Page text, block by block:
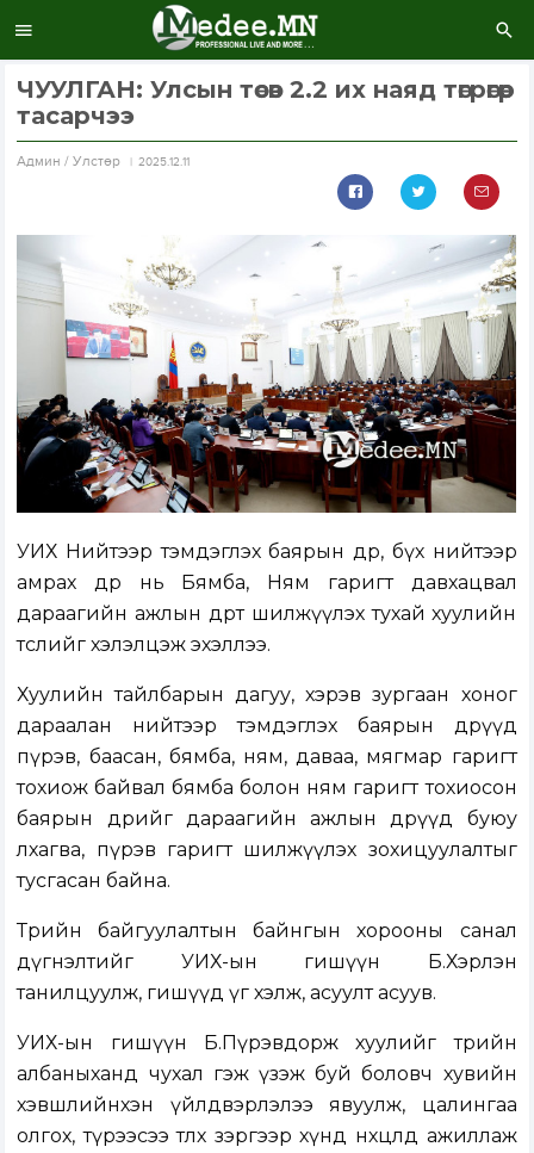
ЧУУЛГАН: Улсын төсөв 2.2 их наяд төгрөгөөр
тасарчээ
Aдмин / Улстөр 2025.12.11
УИХ Нийтээр тэмдэглэх баярын өдөр, бүх нийтээр
амрах өдөр нь Бямба, Ням гаригт давхацвал
дараагийн ажлын өдөрт шилжүүлэх тухай хуулийн
төслийг хэлэлцэж эхэллээ.
Хуулийн тайлбарын дагуу, хэрэв зургаан хоног
дараалан нийтээр тэмдэглэх баярын өдрүүд
пүрэв, баасан, бямба, ням, даваа, мягмар гаригт
тохиож байвал бямба болон ням гаригт тохиосон
баярын өдрийг дараагийн ажлын өдрүүд буюу
лхагва, пүрэв гаригт шилжүүлэх зохицуулалтыг
тусгасан байна.
Төрийн байгуулалтын байнгын хорооны санал
дүгнэлтийг УИХ-ын гишүүн Б.Хэрлэн
танилцуулж, гишүүд үг хэлж, асуулт асуув.
УИХ-ын гишүүн Б.Пүрэвдорж хуулийг төрийн
албаныханд чухал гэж үзэж буй боловч хувийн
хэвшлийнхэн үйлдвэрлэлээ явуулж, цалингаа
олгох, түрээсээ төлөх зэргээр хүнд нөхцөлд ажиллаж